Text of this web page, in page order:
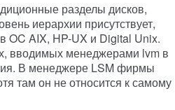
разделы дисков,
иерархии присутствует,
OC AIX, HP-UX и Digital Unix.
вводимых менеджерами lvm в
В менеджере LSM фирмы
там он не относится к самому